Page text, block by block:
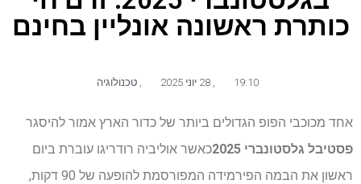
כותרת ראשונה אונליין בחינם
19:10 28 יוני 2025 טכנולוגיה
אחד מכוכבי הפופ הגדולים ביותר של כדור הארץ אמור להיסגר
פסטיבל גלסטונברי 2025
כאשר אוליביה רודריגו עוברת ביום
ראשון את הבמה הפירמידה המפורסמת להופעה של 90 דקות,